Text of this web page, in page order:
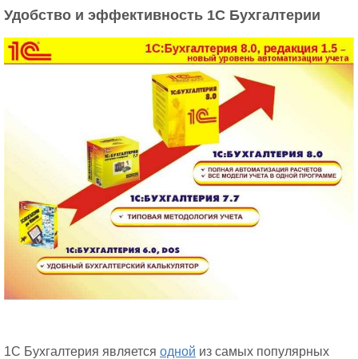
Удобство и эффективность 1С Бухгалтерии
1С Бухгалтерия является одной из самых популярных